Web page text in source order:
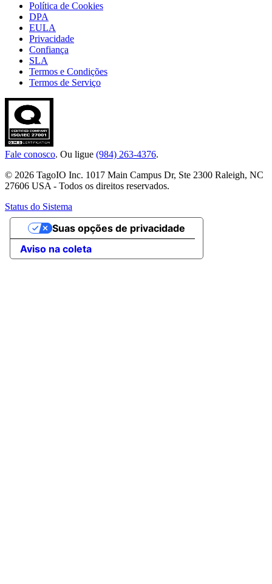
Política de Cookies
DPA
EULA
Privacidade
Confiança
SLA
Termos e Condições
Termos de Serviço
Fale conosco. Ou ligue (984) 263-4376.
© 2026 TagoIO Inc. 1017 Main Campus Dr, Ste 2300 Raleigh, NC
27606 USA - Todos os direitos reservados.
Status do Sistema
Aviso na coleta
Suas opções de privacidade